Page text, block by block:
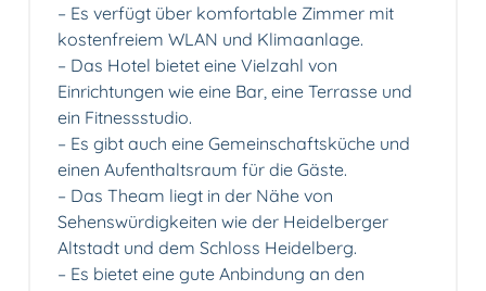
– Es verfügt über komfortable Zimmer mit
kostenfreiem WLAN und Klimaanlage.
– Das Hotel bietet eine Vielzahl von
Einrichtungen wie eine Bar, eine Terrasse und
ein Fitnessstudio.
– Es gibt auch eine Gemeinschaftsküche und
einen Aufenthaltsraum für die Gäste.
– Das Theam liegt in der Nähe von
Sehenswürdigkeiten wie der Heidelberger
Altstadt und dem Schloss Heidelberg.
– Es bietet eine gute Anbindung an den